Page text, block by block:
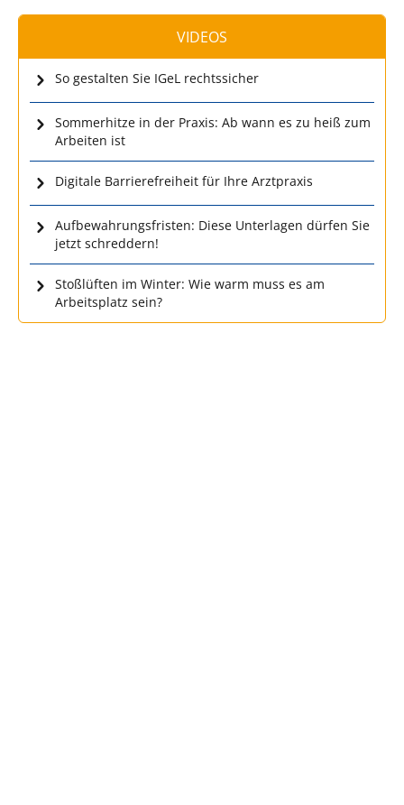
VIDEOS
So gestalten Sie IGeL rechtssicher
Sommerhitze in der Praxis: Ab wann es zu heiß zum
Arbeiten ist
Digitale Barrierefreiheit für Ihre Arztpraxis
Aufbewahrungsfristen: Diese Unterlagen dürfen Sie
jetzt schreddern!
Stoßlüften im Winter: Wie warm muss es am
Arbeitsplatz sein?